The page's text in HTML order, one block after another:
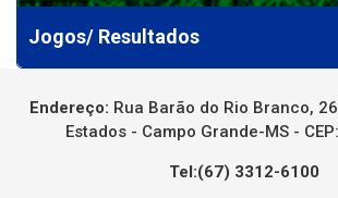
Jogos/ Resultados
Endereço: Rua Barão do Rio Branco,
Estados - Campo Grande-MS -
Tel:(67) 3312-6100